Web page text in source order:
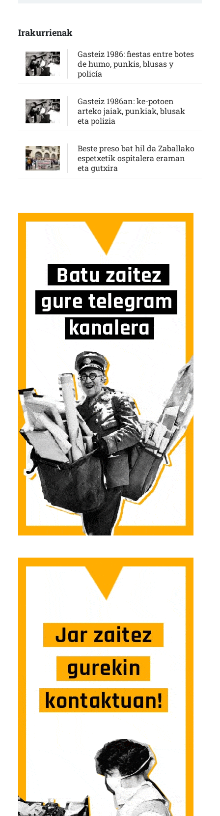
Irakurrienak
Gasteiz 1986: fiestas entre botes
de humo, punkis, blusas y
policía
Gasteiz 1986an: ke-potoen
arteko jaiak, punkiak, blusak
eta polizia
Beste preso bat hil da Zaballako
espetxetik ospitalera eraman
eta gutxira